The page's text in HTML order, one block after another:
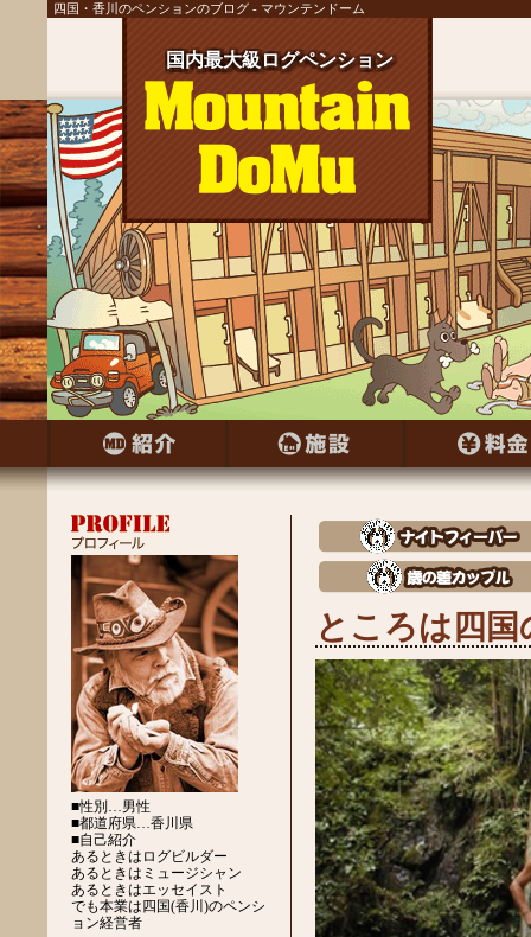
四国・香川のペンションのブログ - マウンテンドーム
国内最大級ログペンション
国内最大級ログペンション
国内最大級ログペンション
国内最大級ログペンション
国内最大級ログペンション
国内最大級ログペンション
国内最大級ログペンション
国内最大級ログペンション
国内最大級ログペンション
国内最大級ログペンション
国内最大級ログペンション
国内最大級ログペンション
国内最大級ログペンション
国内最大級ログペンション
国内最大級ログペンション
国内最大級ログペンション
国内最大級ログペンション
国内最大級ログペンション
国内最大級ログペンション
国内最大級ログペンション
国内最大級ログペンション
国内最大級ログペンション
国内最大級ログペンション
国内最大級ログペンション
国内最大級ログペンション
■性別…男性
■都道府県…香川県
■自己紹介
あるときはログビルダー
あるときはミュージシャン
あるときはエッセイスト
でも本業は四国(香川)のペンシ
ョン経営者
ところは四